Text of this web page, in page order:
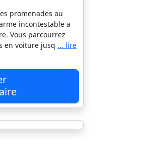
promenades au
incontestable a
Vous parcourrez
en voiture jusq ... lire